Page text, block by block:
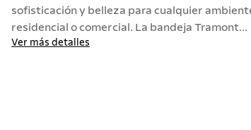
sofisticación y belleza para cualquier
residencial o comercial. La bandeja Tramont...
Ver más detalles